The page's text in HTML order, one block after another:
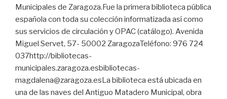
Municipales de Zaragoza.Fue la primera biblioteca pública
española con toda su colección informatizada así como
sus servicios de circulación y OPAC (catálogo). Avenida
Miguel Servet, 57- 50002 ZaragozaTeléfono: 976 724
037http://bibliotecas-
municipales.zaragoza.esbibliotecas-
magdalena@zaragoza.esLa biblioteca está ubicada en
una de las naves del Antiguo Matadero Municipal, obra